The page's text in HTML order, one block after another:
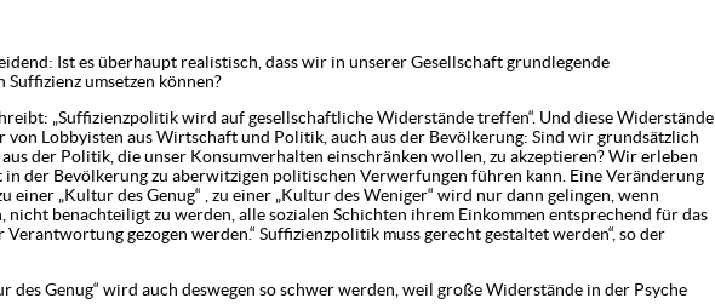
Ist es überhaupt realistisch, dass wir in unserer Gesellschaft grundlegende
Suffizienz umsetzen können?
„Suffizienzpolitik wird auf gesellschaftliche Widerstände treffen“. Und diese Widerstände
von Lobbyisten aus Wirtschaft und Politik, auch aus der Bevölkerung: Sind wir grundsätzlich
der Politik, die unser Konsumverhalten einschränken wollen, zu akzeptieren? Wir erleben
der Bevölkerung zu aberwitzigen politischen Verwerfungen führen kann. Eine Veränderung
einer „Kultur des Genug“ , zu einer „Kultur des Weniger“ wird nur dann gelingen, wenn
nicht benachteiligt zu werden, alle sozialen Schichten ihrem Einkommen entsprechend für das
gezogen werden.“ Suffizienzpolitik muss gerecht gestaltet werden“, so der
des Genug“ wird auch deswegen so schwer werden, weil große Widerstände in der Psyche